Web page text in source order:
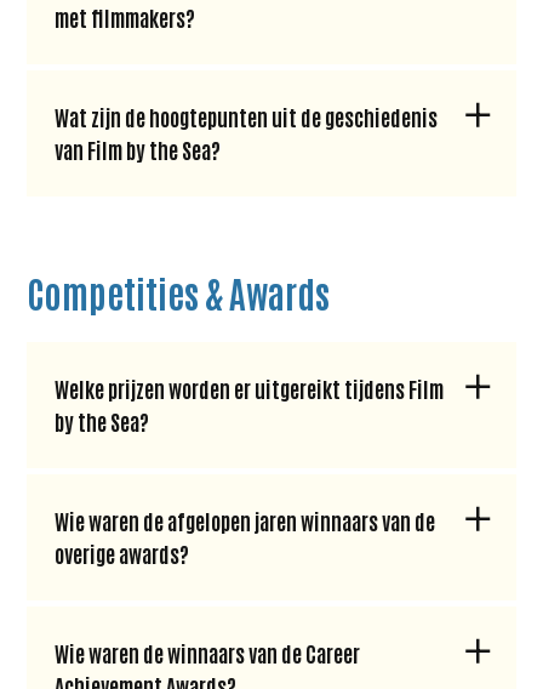
met filmmakers?
Wat zijn de hoogtepunten uit de geschiedenis
van Film by the Sea?
Competities & Awards
Welke prijzen worden er uitgereikt tijdens Film
by the Sea?
Wie waren de afgelopen jaren winnaars van de
overige awards?
Wie waren de winnaars van de Career